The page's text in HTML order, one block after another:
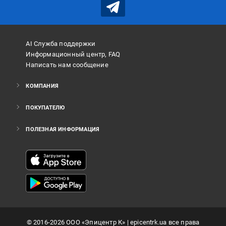
AI Служба поддержки
Информационный центр, FAQ
Написать нам сообщение
КОМПАНИЯ
ПОКУПАТЕЛЮ
ПОЛЕЗНАЯ ИНФОРМАЦИЯ
©2016-2026ООО «Эпицентр К» | epicentrk.ua все права